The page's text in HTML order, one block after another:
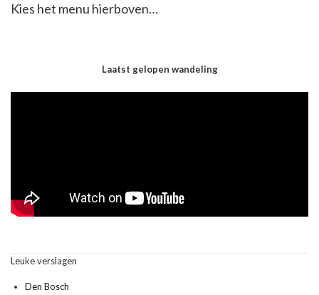
Kies het menu hierboven…
Laatst gelopen wandeling
Leuke verslagen
Den Bosch